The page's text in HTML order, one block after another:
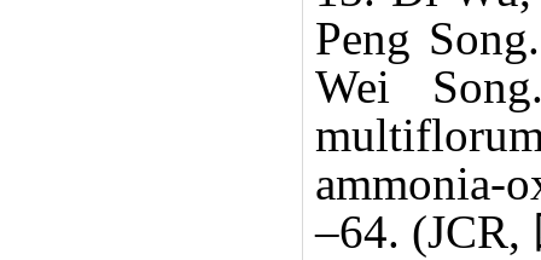
Peng
Wei
ammonia-
–64. (JCR,